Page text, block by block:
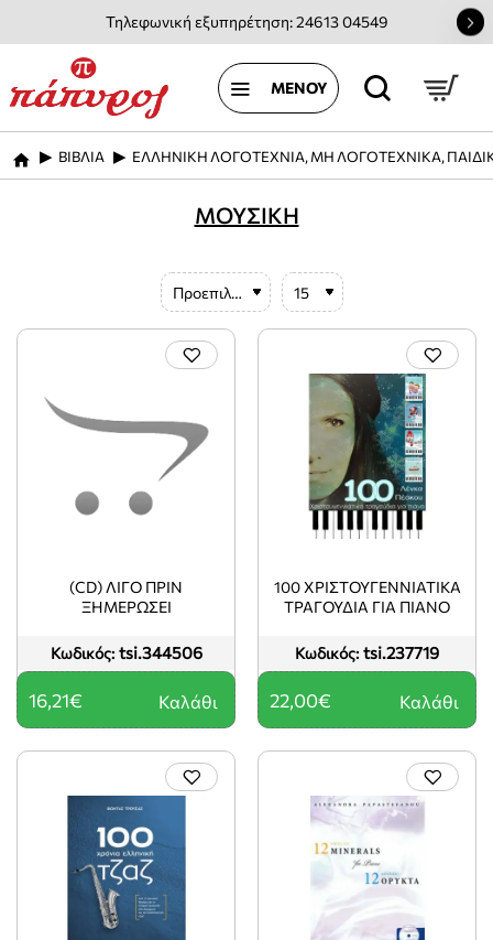
Τηλεφωνική εξυπηρέτηση: 24613 04549
home
ΒΙΒΛΙΑ ΕΛΛΗΝΙΚΗ ΛΟΓΟΤΕΧΝΙΑ, ΜΗ ΛΟΓΟΤΕΧΝΙΚΑ,
ΜΟΥΣΙΚΗ
Κωδικός: tsi.344506
(CD) ΛΙΓΟ ΠΡΙΝ
ΞΗΜΕΡΩΣΕΙ
16,21€ Καλάθι
Κωδικός: tsi.237719
100 ΧΡΙΣΤΟΥΓΕΝΝΙΑΤΙΚΑ
ΤΡΑΓΟΥΔΙΑ ΓΙΑ ΠΙΑΝΟ
22,00€ Καλάθι